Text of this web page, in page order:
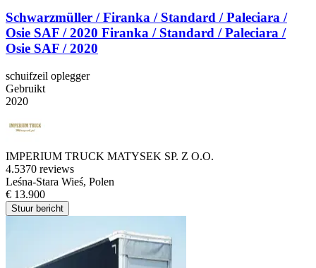
Schwarzmüller / Firanka / Standard / Paleciara /
Osie SAF / 2020 Firanka / Standard / Paleciara /
Osie SAF / 2020
schuifzeil oplegger
Gebruikt
2020
IMPERIUM TRUCK MATYSEK SP. Z O.O.
4.5370 reviews
Leśna-Stara Wieś, Polen
€ 13.900
Stuur bericht